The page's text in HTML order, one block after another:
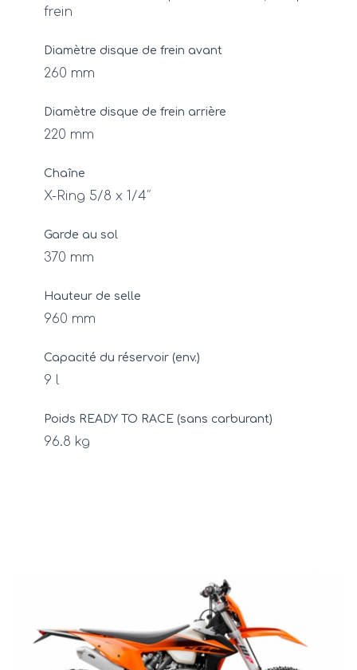
frein
Diamètre disque de frein avant
260 mm
Diamètre disque de frein arrière
220 mm
Chaîne
X-Ring 5/8 x 1/4″
Garde au sol
370 mm
Hauteur de selle
960 mm
Capacité du réservoir (env.)
9 l
Poids READY TO RACE (sans carburant)
96.8 kg